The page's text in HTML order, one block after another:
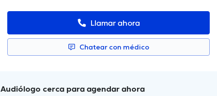
Llamar ahora
Chatear con médico
Audiólogo cerca para agendar ahora